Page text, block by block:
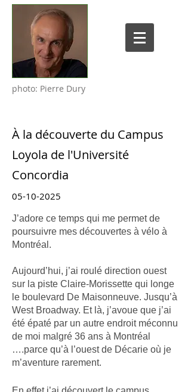
photo: Pierre Dury
À la découverte du Campus
Loyola de l'Université
Concordia
05-10-2025
J’adore ce temps qui me permet de
poursuivre mes découvertes à vélo à
Montréal.
Aujourd’hui, j’ai roulé direction ouest
sur la piste Claire-Morissette qui longe
le boulevard De Maisonneuve. Jusqu’à
West Broadway. Et là, j’avoue que j’ai
été épaté par un autre endroit méconnu
de moi malgré 36 ans à Montréal
….parce qu’à l’ouest de Décarie où je
m’aventure rarement.